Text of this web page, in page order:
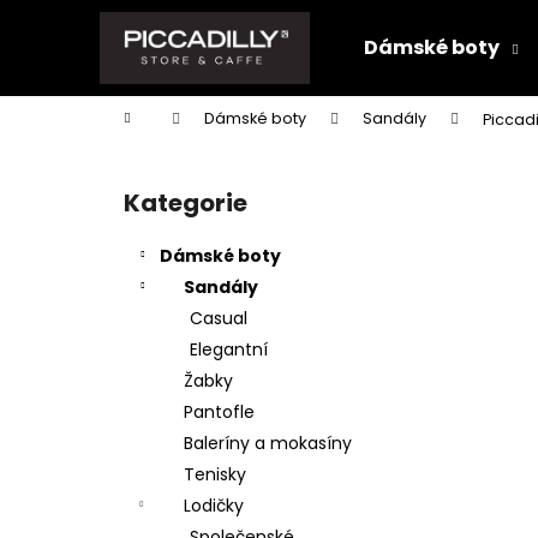
Dámské boty
Domů Dámské boty Sandály
Přeskočit
kategorie
Kategorie
Dámské boty
Sandály
Casual
Elegantní
Žabky
Pantofle
Baleríny a mokasíny
Tenisky
Lodičky
í
do
do